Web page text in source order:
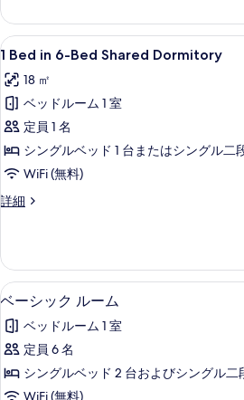
の
す
べ
て
の
写
真
を
表
る
ー
ル
ー
の
詳
細
1
Bed
in
6-
Bed
Shared
Dormitory
の
て
の
写
真
を
表
1 Bed
7
1 Bed in 6-Bed Shared Dormitory
18 ㎡
ベッドルーム 1 室
定員 1 名
シングルベッド 1 台またはシングル二
WiFi (無料)
詳細
1
Bed
Shared
Dormitory
詳
細
ベ
ー
シ
ッ
ク
ベー
1
ベーシック ルーム
ベッドルーム 1 室
定員 6 名
シングルベッド 2 台およびシングル二
WiFi (無料)